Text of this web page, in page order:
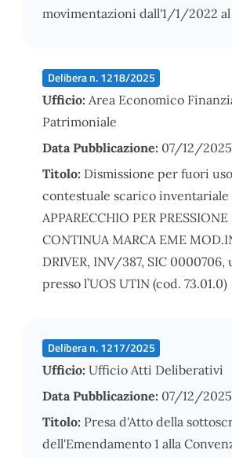
movimentazioni dall'1/1/2022
Delibera n. 1218/2025
Ufficio: Area Economico
Patrimoniale
Data Pubblicazione: 07/12/2025
Titolo: Dismissione per fuori
contestuale scarico inventariale
APPARECCHIO PER
CONTINUA MARCA EME
DRIVER, INV/387, SIC 0000706,
presso l’UOS UTIN (cod. 73.01.0)
Delibera n. 1217/2025
Ufficio: Ufficio Atti Deliberativi
Data Pubblicazione: 07/12/2025
Titolo: Presa d'Atto della
dell'Emendamento 1 alla